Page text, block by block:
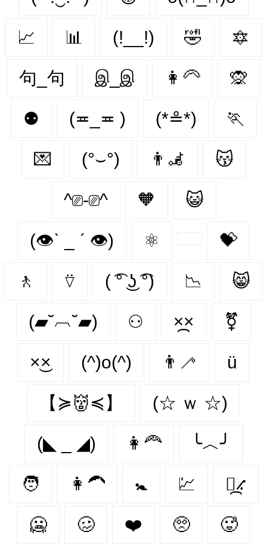
📈 📊 (!__!) 🤣 🔯
句_句 இ_இ 👩‍🦳 🙊
⚉ (≖_≖ ) (*≗*) 🏃‍
💌 (°⌣°) 👨‍🦼‍️ 😽
^⎚-⎚^ 🧡 😺
(👁ˋ _ ˊ 👁) ⚛ 💝
🚶‍ ⍢ ( ͡° ͜ʖ ͡°) 📉 😸
(▰˘︹˘▰) ⚇ ×᷼× ⚧
×͜× (^)o(^) 👨‍🦯‍ ü
【≽👹≼】 (☆ ｗ ☆)
(◣ _ ◢) 👩‍🦰 ╰︿╯
🧑 👩‍🦱 🚼 💹 ⳻᷼⳺
🥶️ 🥴️ ❤️️ 🥺️ 🥵️